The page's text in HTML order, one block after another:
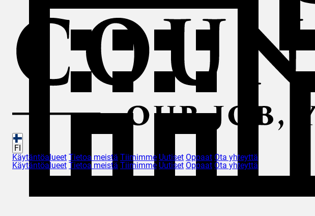
FI
Käytäntöalueet Tietoa meistä Tiimimme Uutiset Oppaat Ota yhteyttä
Käytäntöalueet Tietoa meistä Tiimimme Uutiset Oppaat Ota yhteyttä